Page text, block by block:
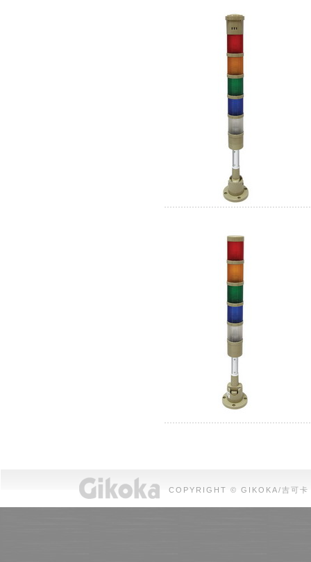
COPYRIGHT © GIKOKA/吉可